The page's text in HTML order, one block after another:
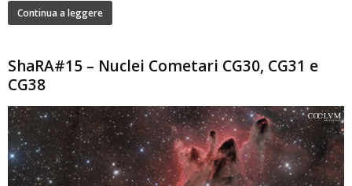
Continua a leggere
ShaRA#15 – Nuclei Cometari CG30, CG31 e
CG38